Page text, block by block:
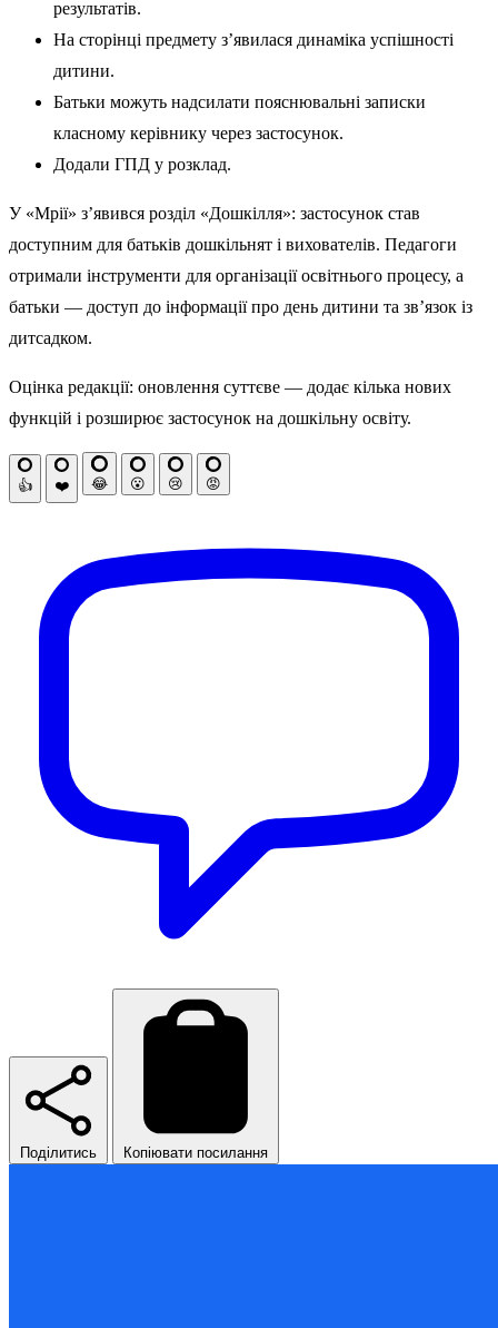
результатів.
На сторінці предмету з’явилася динаміка успішності
дитини.
Батьки можуть надсилати пояснювальні записки
класному керівнику через застосунок.
Додали ГПД у розклад.
У «Мрії» з’явився розділ «Дошкілля»: застосунок став
доступним для батьків дошкільнят і вихователів. Педагоги
отримали інструменти для організації освітнього процесу, а
батьки — доступ до інформації про день дитини та зв’язок із
дитсадком.
Оцінка редакції: оновлення суттєве — додає кілька нових
функцій і розширює застосунок на дошкільну освіту.
👍 ❤️ 😂 😮 😢 😡
Поділитись Копіювати посилання